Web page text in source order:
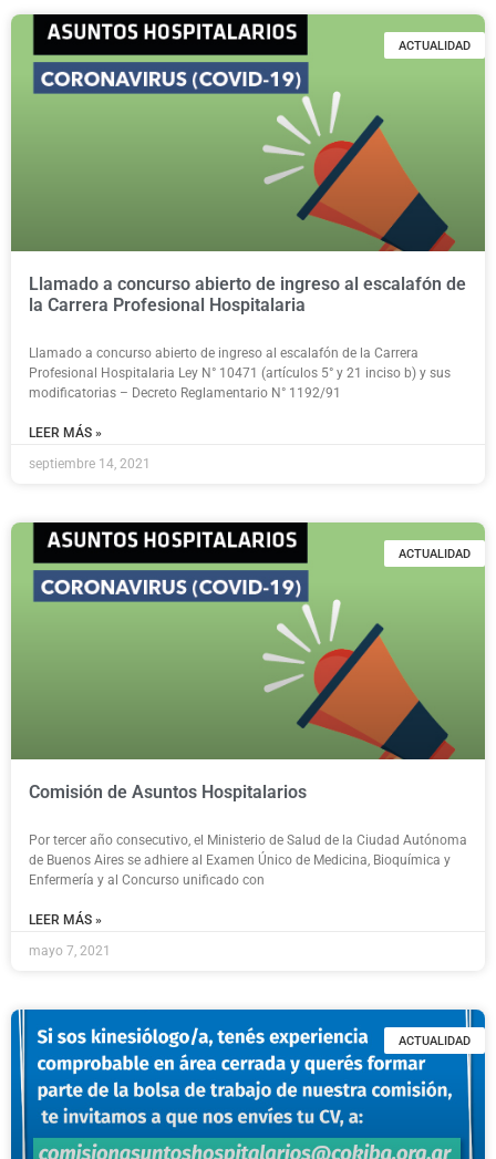
ACTUALIDAD
Llamado a concurso abierto de ingreso al escalafón de
la Carrera Profesional Hospitalaria
Llamado a concurso abierto de ingreso al escalafón de la Carrera
Profesional Hospitalaria Ley N° 10471 (artículos 5° y 21 inciso b) y sus
modificatorias – Decreto Reglamentario N° 1192/91
LEER MÁS »
septiembre 14, 2021
ACTUALIDAD
Comisión de Asuntos Hospitalarios
Por tercer año consecutivo, el Ministerio de Salud de la Ciudad Autónoma
de Buenos Aires se adhiere al Examen Único de Medicina, Bioquímica y
Enfermería y al Concurso unificado con
LEER MÁS »
mayo 7, 2021
ACTUALIDAD